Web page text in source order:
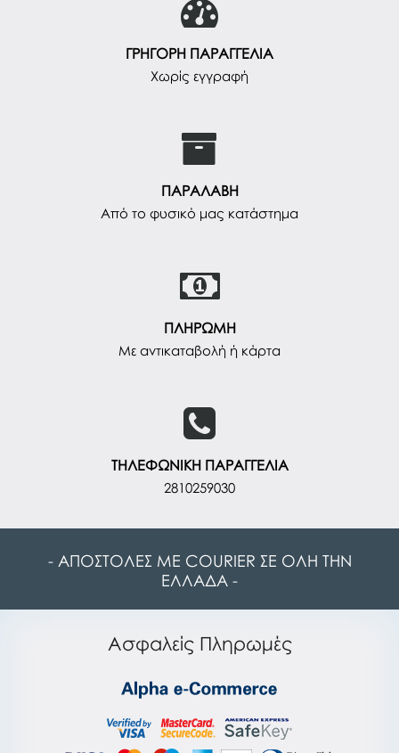
ΓΡΗΓΟΡΗ ΠΑΡΑΓΓΕΛΙΑ
Χωρίς εγγραφή
ΠΑΡΑΛΑΒΗ
Από το φυσικό μας κατάστημα
ΠΛΗΡΩΜΗ
Με αντικαταβολή ή κάρτα
ΤΗΛΕΦΩΝΙΚΗ ΠΑΡΑΓΓΕΛΙΑ
2810259030
- ΑΠΟΣΤΟΛΕΣ ΜΕ COURIER ΣΕ ΟΛΗ ΤΗΝ
ΕΛΛΑΔΑ -
Ασφαλείς Πληρωμές